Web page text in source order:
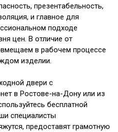
презентабельность,
и главное для
подходе
цен. В отличие от
в рабочем процессе
изделии.
двери с
в Ростове-на-Дону или из
бесплатной
специалисты
предоставят грамотную